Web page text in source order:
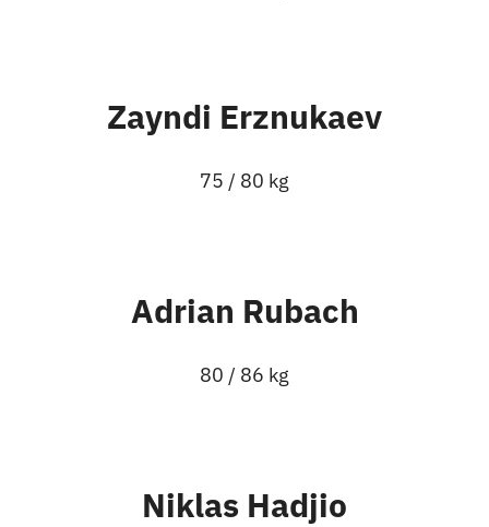
Zayndi Erznukaev
75 / 80 kg
Adrian Rubach
80 / 86 kg
Niklas Hadjio